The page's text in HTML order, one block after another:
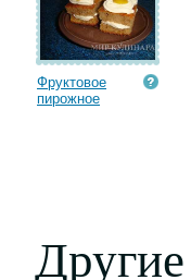
Фруктовое
пирожное